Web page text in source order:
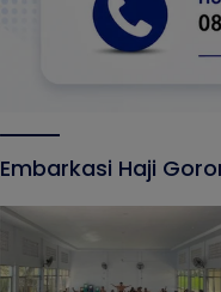
Embarkasi Haji